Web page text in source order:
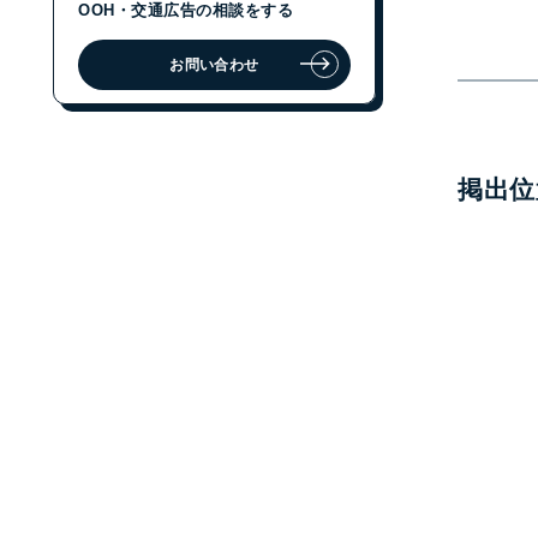
ジェイアール東日本企画に
OOH・交通広告の相談をする
掲出
OOH・交通広告の相談をする
お問い合わせ